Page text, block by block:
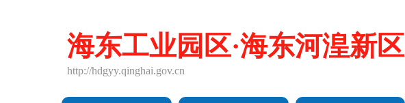
海东工业园区·海东河湟新区
http://hdgyy.qinghai.gov.cn